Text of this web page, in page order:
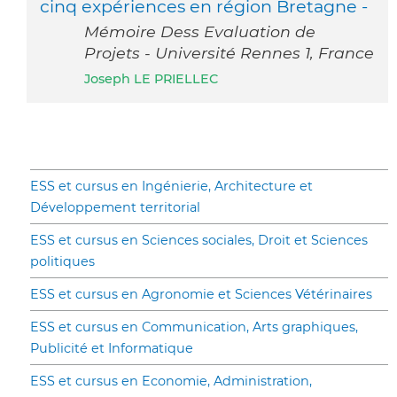
cinq expériences en région Bretagne -
Mémoire Dess Evaluation de
Projets - Université Rennes 1, France
Joseph LE PRIELLEC
ESS et cursus en Ingénierie, Architecture et
Développement territorial
ESS et cursus en Sciences sociales, Droit et Sciences
politiques
ESS et cursus en Agronomie et Sciences Vétérinaires
ESS et cursus en Communication, Arts graphiques,
Publicité et Informatique
ESS et cursus en Economie, Administration,